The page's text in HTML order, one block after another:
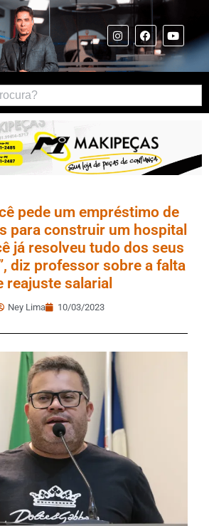
pede um empréstimo de
para construir um hospital
já resolveu tudo dos seus
diz professor sobre a falta
reajuste salarial
Ney Lima 10/03/2023